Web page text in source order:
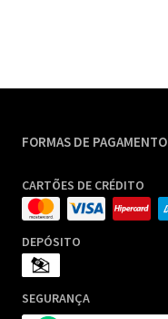
FORMAS DE PAGAMENTO
CARTÕES DE CRÉDITO
DEPÓSITO
SEGURANÇA